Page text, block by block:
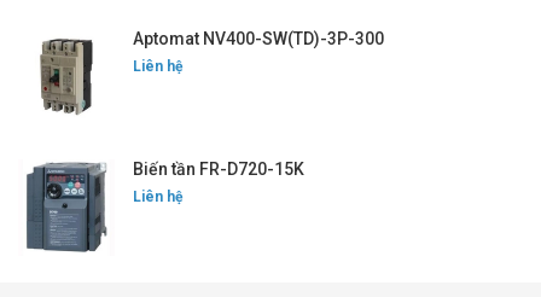
Aptomat NV400-SW(TD)-3P-300
Liên hệ
Biến tần FR-D720-15K
Liên hệ